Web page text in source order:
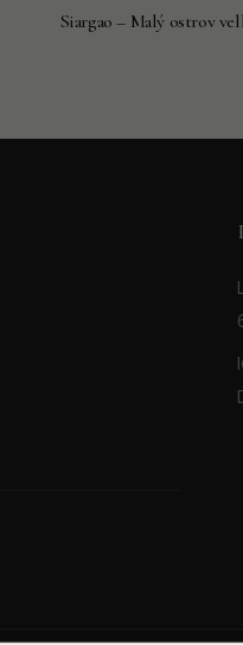
Siargao – Malý ostrov